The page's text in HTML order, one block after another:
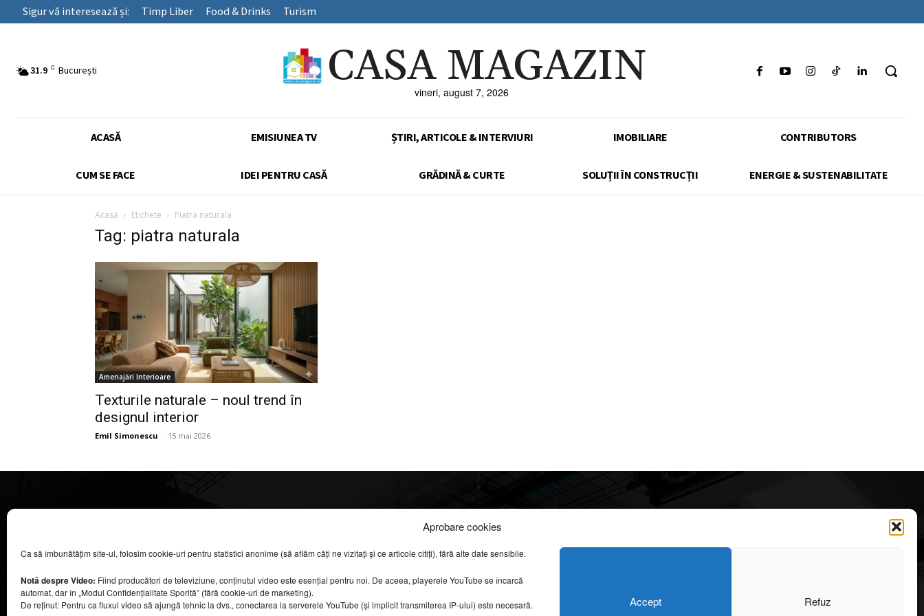
Aprobare cookies
Ca să îmbunătățim site-ul, folosim cookie-uri pentru statistici anonime (să aflăm câți ne vizitați și ce articole citiți), fără alte date sensibile.
Notă despre Video: Fiind producători de televiziune, conținutul video este esențial pentru noi. De aceea, playerele YouTube se încarcă
automat, dar în „Modul Confidențialitate Sporită” (fără cookie-uri de marketing).
De reținut: Pentru ca fluxul video să ajungă tehnic la dvs., conectarea la serverele YouTube (și implicit transmiterea IP-ului) este necesară.
Accept Refuz
Sigur vă interesează și: Timp Liber Food & Drinks Turism
31.9 C București CASA MAGAZIN
vineri, august 7, 2026
ACASĂ EMISIUNEA TV ȘTIRI, ARTICOLE & INTERVIURI IMOBILIARE CONTRIBUTORS
CUM SE FACE IDEI PENTRU CASĂ GRĂDINĂ & CURTE SOLUȚII ÎN CONSTRUCȚII ENERGIE & SUSTENABILITATE
Acasă Etichete Piatra naturala
Tag: piatra naturala
Amenajări Interioare
Texturile naturale – noul trend în
designul interior
Emil Simonescu - 15 mai 2026
©2026 COOL MEDIA BROADCASTING & EVENTS SRL.
Contacte în secțiunea „Despre noi”.
Urmăriți emisiunea Casa Magazin pe Digi24,
sâmbătă, de la ora 9:30.
Info
DESPRE NOI
CONFIDENȚIALITATE & COOKIES
apreciate
102
Cele mai impresionante cabane